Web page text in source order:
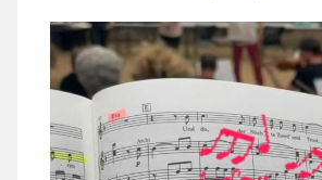
stuttgarter_oratorienchor
Juli 23